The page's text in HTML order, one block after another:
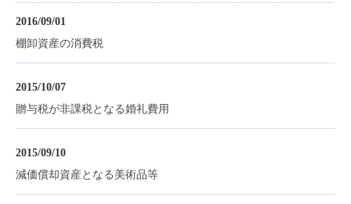
2016/09/01
棚卸資産の消費税
2015/10/07
贈与税が非課税となる婚礼費用
2015/09/10
減価償却資産となる美術品等